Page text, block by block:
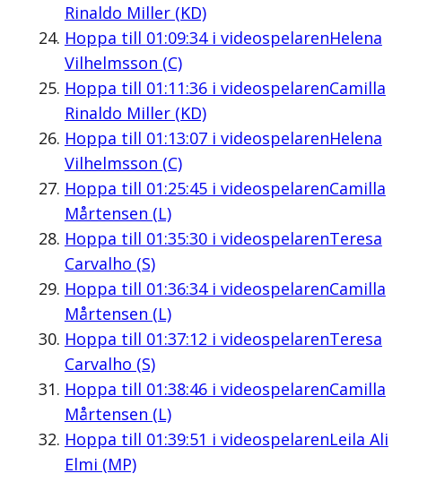
Rinaldo Miller (KD)
Hoppa till 01:09:34i videospelarenHelena
Vilhelmsson (C)
Hoppa till 01:11:36i videospelarenCamilla
Rinaldo Miller (KD)
Hoppa till 01:13:07i videospelarenHelena
Vilhelmsson (C)
Hoppa till 01:25:45i videospelarenCamilla
Mårtensen (L)
Hoppa till 01:35:30i videospelarenTeresa
Carvalho (S)
Hoppa till 01:36:34i videospelarenCamilla
Mårtensen (L)
Hoppa till 01:37:12 i videospelarenTeresa
Carvalho (S)
Hoppa till 01:38:46i videospelarenCamilla
Mårtensen (L)
Hoppa till 01:39:51 i videospelarenLeila Ali
Elmi (MP)